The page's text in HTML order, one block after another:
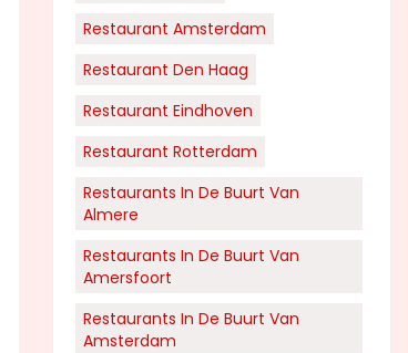
Restaurant Amsterdam
Restaurant Den Haag
Restaurant Eindhoven
Restaurant Rotterdam
Restaurants In De Buurt Van
Almere
Restaurants In De Buurt Van
Amersfoort
Restaurants In De Buurt Van
Amsterdam